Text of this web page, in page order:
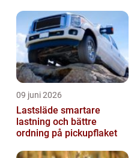
09 juni 2026
Lastsläde smartare
lastning och bättre
ordning på pickupflaket